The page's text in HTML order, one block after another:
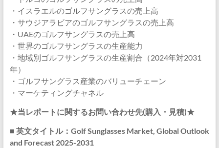
・イスラエルのゴルフサングラスの売上高
・サウジアラビアのゴルフサングラスの売上高
・UAEのゴルフサングラスの売上高
・世界のゴルフサングラスの生産能力
・地域別ゴルフサングラスの生産割合（2024年対2031
年）
・ゴルフサングラス産業のバリューチェーン
・マーケティングチャネル
★当レポートに関するお問い合わせ先(購入・見積)★
■ 英文タイトル：Golf Sunglasses Market, Global Outlook
and Forecast 2025-2031